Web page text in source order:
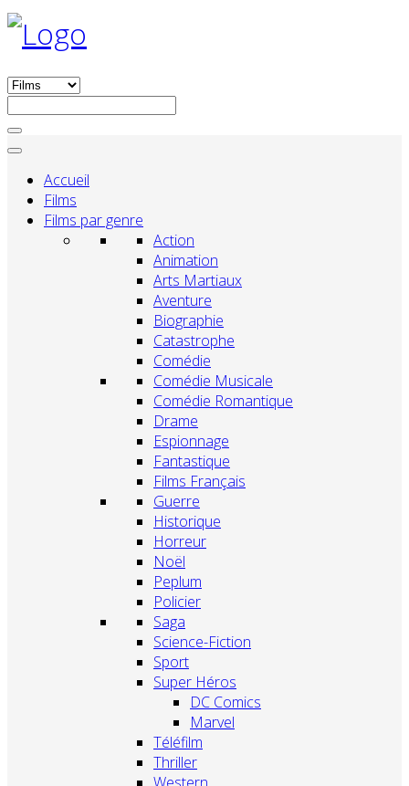
Accueil
Films
Films par genre
Action
Animation
Arts Martiaux
Aventure
Biographie
Catastrophe
Comédie
Comédie Musicale
Comédie Romantique
Drame
Espionnage
Fantastique
Films Français
Guerre
Historique
Horreur
Noël
Peplum
Policier
Saga
Science-Fiction
Sport
Super Héros
DC Comics
Marvel
Téléfilm
Thriller